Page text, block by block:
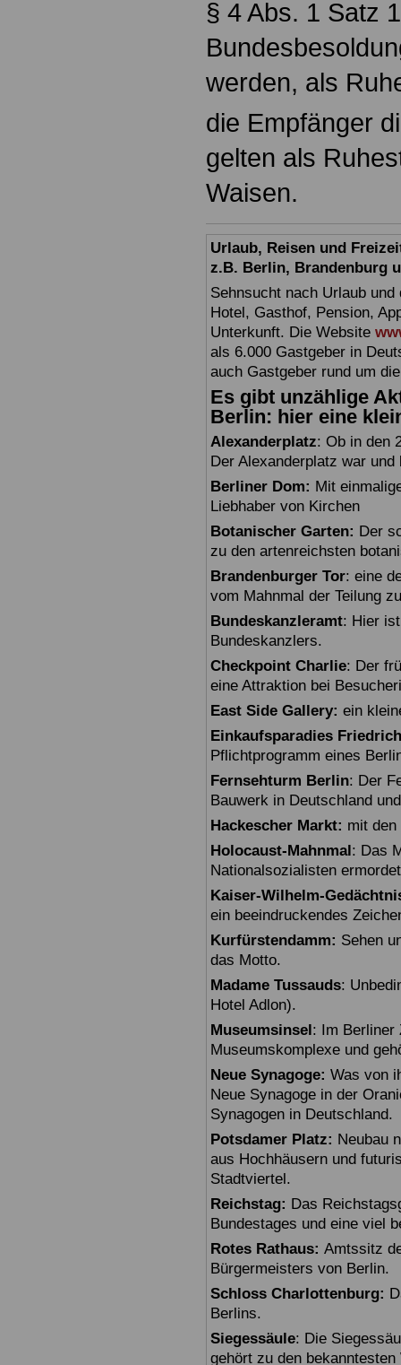
§ 4 Abs. 1 Satz
werden, als
die Empfänger
gelten als
Waisen.
Urlaub, Reisen und
z.B. Berlin, Brandenburg
Sehnsucht nach Urlaub
Hotel, Gasthof, Pension,
Unterkunft. Die Website
als 6.000 Gastgeber in
auch Gastgeber rund um
Es gibt unzählige
Berlin: hier eine
Alexanderplatz: Ob in den
Der Alexanderplatz war
Berliner Dom: Mit
Liebhaber von Kirchen
Botanischer Garten: Der
zu den artenreichsten
Brandenburger Tor: eine
vom Mahnmal der Teilung
Bundeskanzleramt: Hier
Bundeskanzlers.
Checkpoint Charlie: Der
eine Attraktion bei
East Side Gallery: ein
Einkaufsparadies
Pflichtprogramm eines
Fernsehturm Berlin: Der
Bauwerk in Deutschland
Hackescher Markt: mit
Holocaust-Mahnmal : Das
Nationalsozialisten
Kaiser-Wilhelm-
ein beeindruckendes
Kurfürstendamm: Sehen
das Motto.
Madame Tussauds:
Hotel Adlon).
Museumsinsel : Im Berliner
Museumskomplexe und
Neue Synagoge: Was von
Neue Synagoge in der
Synagogen in Deutschland.
Potsdamer Platz: Neubau
aus Hochhäusern und
Stadtviertel.
Reichstag: Das
Bundestages und eine viel
Rotes Rathaus: Amtssitz
Bürgermeisters von Berlin.
Schloss Charlottenburg:
Berlins.
Siegessäule: Die
gehört zu den